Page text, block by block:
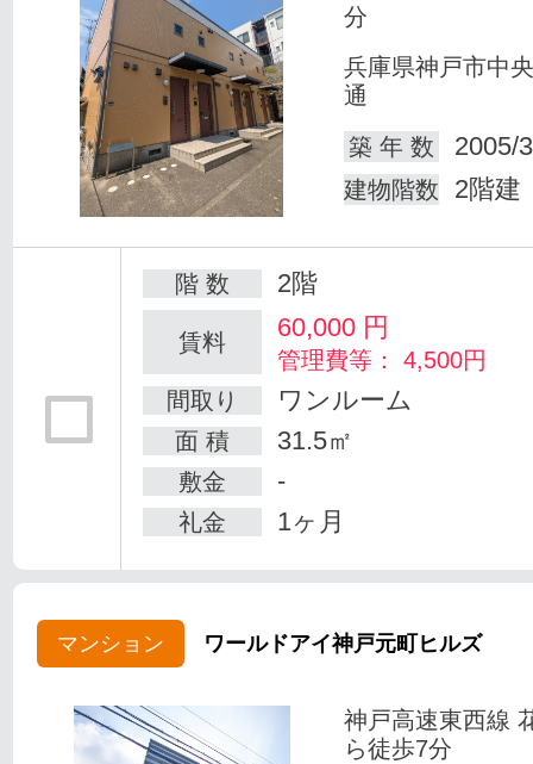
分
兵庫県神戸市中
通
築 年 数
2005/
建物階数 2階建
階 数 2階
賃料 60,000 円
管理費等： 4,500円
間取り
ワンルーム
面 積 31.5㎡
敷金 -
礼金 1ヶ月
マンション ワールドアイ神戸元町ヒルズ
神戸高速東西線
ら徒歩7分